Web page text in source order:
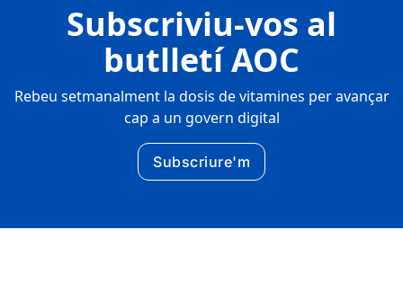
Subscriviu-vos al
butlletí AOC
Rebeu setmanalment la dosis de vitamines per avançar
cap a un govern digital
Subscriure'm